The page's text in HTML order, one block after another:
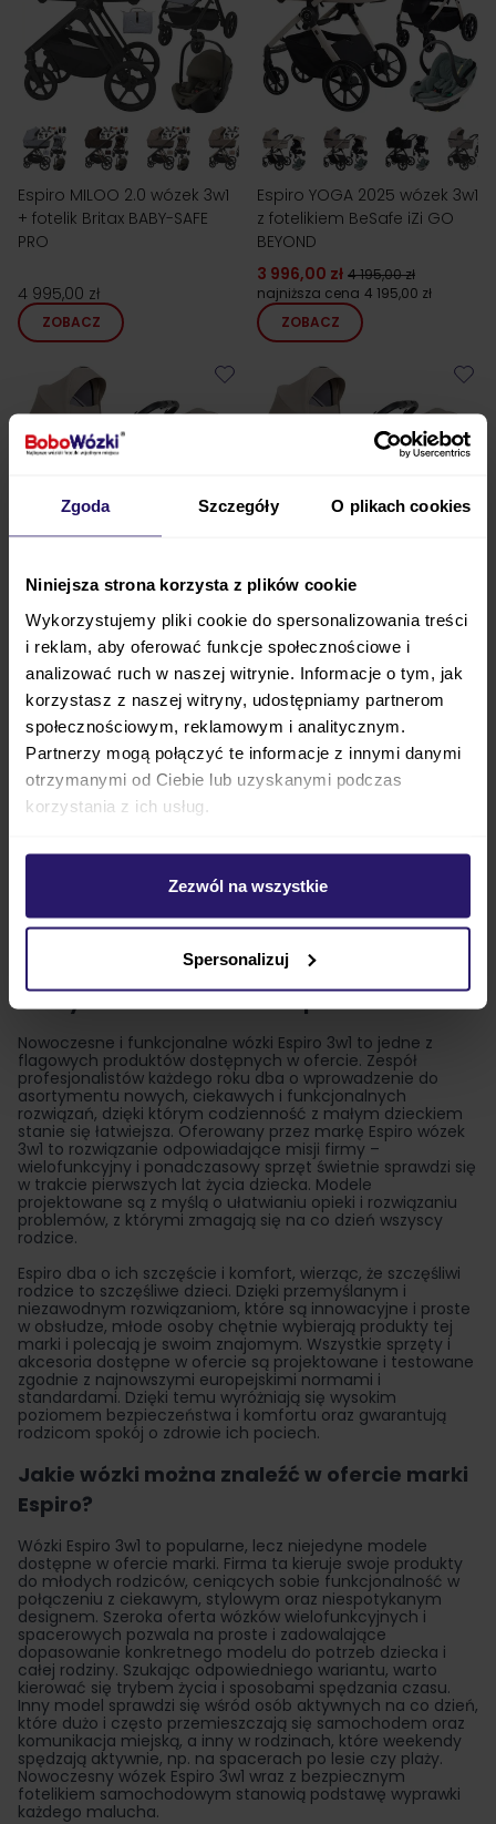
Zgoda Szczegóły O plikach cookies
Niniejsza strona korzysta z plików cookie
Wykorzystujemy pliki cookie do spersonalizowania treści
i reklam, aby oferować funkcje społecznościowe i
analizować ruch w naszej witrynie. Informacje o tym, jak
korzystasz z naszej witryny, udostępniamy partnerom
społecznościowym, reklamowym i analitycznym.
Partnerzy mogą połączyć te informacje z innymi danymi
otrzymanymi od Ciebie lub uzyskanymi podczas
korzystania z ich usług.
Zezwól na wszystkie
Spersonalizuj
Espiro MILOO 2.0 wózek 3w1
+ fotelik Britax BABY-SAFE
PRO
4 995,00 zł
ZOBACZ
Espiro YOGA 2025 wózek 3w1
z fotelikiem BeSafe iZi GO
BEYOND
3 996,00 zł 4 195,00 zł
najniższa cena 4 195,00 zł
ZOBACZ
Espiro YOGA 2025 wózek 3w1
z fotelikiem Britax BABY-SAFE
PRO
3 398,00 zł
3 898,00 zł
najniższa cena 3 898,00 zł
ZOBACZ
Espiro YOGA 2025 wózek 3w1
z fotelikiem Maxi Cosi PEBBLE
360 PRO 2
3 558,00 zł 4 337,00 zł
najniższa cena 4 337,00 zł
ZOBACZ
Produkty1-30z37
Aktualnie czytasz stronę
1 Strona
2
pokaż:
na stronę
Co wyróżnia wózki marki Espiro?
Nowoczesne i funkcjonalne wózki Espiro 3w1 to jedne z
flagowych produktów dostępnych w ofercie. Zespół
profesjonalistów każdego roku dba o wprowadzenie do
asortymentu nowych, ciekawych i funkcjonalnych
rozwiązań, dzięki którym codzienność z małym dzieckiem
stanie się łatwiejsza. Oferowany przez markę Espiro wózek
3w1 to rozwiązanie odpowiadające misji firmy –
wielofunkcyjny i ponadczasowy sprzęt świetnie sprawdzi się
w trakcie pierwszych lat życia dziecka. Modele
projektowane są z myślą o ułatwianiu opieki i rozwiązaniu
problemów, z którymi zmagają się na co dzień wszyscy
rodzice.
Espiro dba o ich szczęście i komfort, wierząc, że szczęśliwi
rodzice to szczęśliwe dzieci. Dzięki przemyślanym i
niezawodnym rozwiązaniom, które są innowacyjne i proste
w obsłudze, młode osoby chętnie wybierają produkty tej
marki i polecają je swoim znajomym. Wszystkie sprzęty i
akcesoria dostępne w ofercie są projektowane i testowane
zgodnie z najnowszymi europejskimi normami i
standardami. Dzięki temu wyróżniają się wysokim
poziomem bezpieczeństwa i komfortu oraz gwarantują
rodzicom spokój o zdrowie ich pociech.
Jakie wózki można znaleźć w ofercie marki
Espiro?
Wózki Espiro 3w1 to popularne, lecz niejedyne modele
dostępne w ofercie marki. Firma ta kieruje swoje produkty
do młodych rodziców, ceniących sobie funkcjonalność w
połączeniu z ciekawym, stylowym oraz niespotykanym
designem. Szeroka oferta wózków wielofunkcyjnych i
spacerowych pozwala na proste i zadowalające
dopasowanie konkretnego modelu do potrzeb dziecka i
całej rodziny. Szukając odpowiedniego wariantu, warto
kierować się trybem życia i sposobami spędzania czasu.
Inny model sprawdzi się wśród osób aktywnych na co dzień,
które dużo i często przemieszczają się samochodem oraz
komunikacja miejską, a inny w rodzinach, które weekendy
spędzają aktywnie, np. na spacerach po lesie czy plaży.
Nowoczesny wózek Espiro 3w1 wraz z bezpiecznym
fotelikiem samochodowym stanowią podstawę wyprawki
każdego malucha.